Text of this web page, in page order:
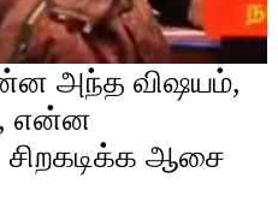
அந்த விஷயம்,
என்ன
ஆசை